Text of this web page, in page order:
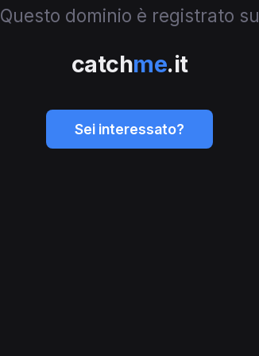
Questo dominio è registrato su
catchme.it
Sei interessato?